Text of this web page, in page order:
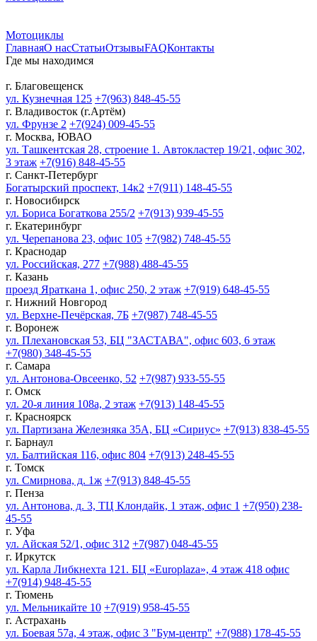
Мотоциклы
ГлавнаяО насСтатьиОтзывыFAQКонтакты
Где мы находимся
г. Благовещенск
ул. Кузнечная 125 +7(963) 848-45-55
г. Владивосток (г.Артём)
ул. Фрунзе 2 +7(924) 009-45-55
г. Москва, ЮВАО
ул. Ташкентская 28, строение 1. Автокластер 19/21, офис 302,
3 этаж +7(916) 848-45-55
г. Санкт-Петербург
Богатырский проспект, 14к2 +7(911) 148-45-55
г. Новосибирск
ул. Бориса Богаткова 255/2 +7(913) 939-45-55
г. Екатеринбург
ул. Черепанова 23, офис 105 +7(982) 748-45-55
г. Краснодар
ул. Российская, 277 +7(988) 488-45-55
г. Казань
проезд Яраткана 1, офис 250, 2 этаж +7(919) 648-45-55
г. Нижний Новгород
ул. Верхне-Печёрская, 7Б +7(987) 748-45-55
г. Воронеж
ул. Плехановская 53, БЦ "ЗАСТАВА", офис 603, 6 этаж
+7(980) 348-45-55
г. Самара
ул. Антонова-Овсеенко, 52 +7(987) 933-55-55
г. Омск
ул. 20-я линия 108а, 2 этаж +7(913) 148-45-55
г. Красноярск
ул. Партизана Железняка 35А, БЦ «Сириус» +7(913) 838-45-55
г. Барнаул
ул. Балтийская 116, офис 804 +7(913) 248-45-55
г. Томск
ул. Смирнова, д. 1ж +7(913) 848-45-55
г. Пенза
ул. Антонова, д. 3, ТЦ Клондайк, 1 этаж, офис 1 +7(950) 238-
45-55
г. Уфа
ул. Айская 52/1, офис 312 +7(987) 048-45-55
г. Иркутск
ул. Карла Либкнехта 121. БЦ «Europlaza», 4 этаж 418 офис
+7(914) 948-45-55
г. Тюмень
ул. Мельникайте 10 +7(919) 958-45-55
г. Астрахань
ул. Боевая 57а, 4 этаж, офис 3 "Бум-центр" +7(988) 178-45-55